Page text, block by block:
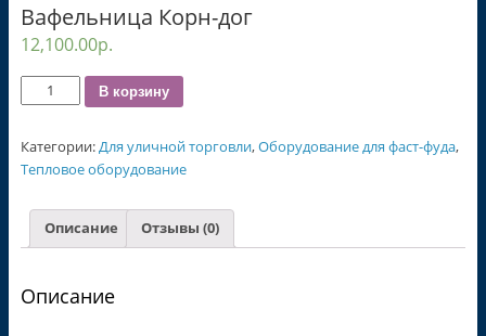
Вафельница Корн-дог
12,100.00р.
Количество В корзину
Категории:Для уличной торговли,Оборудование для фаст-фуда,
Тепловое оборудование
Описание Отзывы (0)
Описание